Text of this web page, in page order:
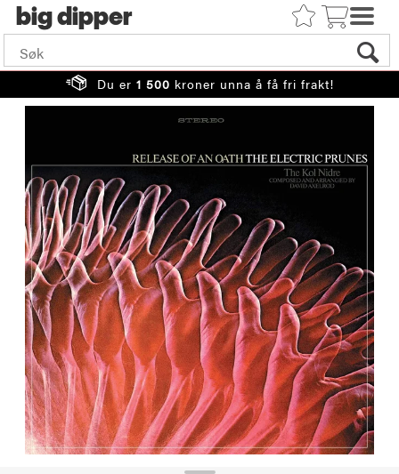
big
Du er 1 500 kroner unna å få fri frakt!